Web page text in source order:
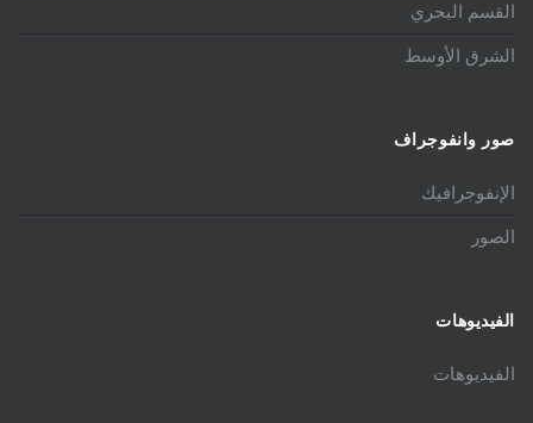
القسم البحري
الشرق الأوسط
صور وانفوجراف
الإنفوجرافيك
الصور
الفيديوهات
الفيديوهات